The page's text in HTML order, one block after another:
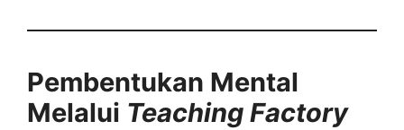
Pembentukan Mental
Melalui Teaching Factory